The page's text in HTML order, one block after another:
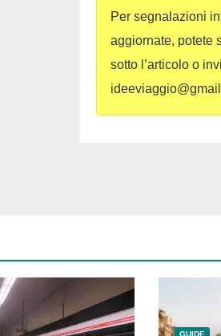
Per segnalazioni
aggiornate, potete
sotto l’articolo o
GUIDE